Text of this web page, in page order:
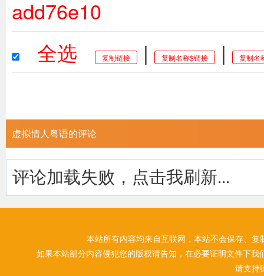
add76e10
全选
复制链接 | 复制名称$链接 | 复制名
虚拟情人粤语的评论
评论加载失败，点击我刷新...
本站所有内容均来自互联网，本站不会保存、
如果本站部分内容侵犯您的版权请告知，在必要证明文件下
请支持